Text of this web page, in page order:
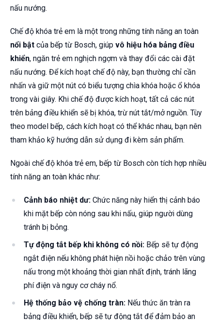
nấu nướng.
Chế độ khóa trẻ em là một trong những tính năng an toàn
nổi bật của bếp từ Bosch, giúp vô hiệu hóa bảng điều
khiển, ngăn trẻ em nghịch ngợm và thay đổi các cài đặt
nấu nướng. Để kích hoạt chế độ này, bạn thường chỉ cần
nhấn và giữ một nút có biểu tượng chìa khóa hoặc ổ khóa
trong vài giây. Khi chế độ được kích hoạt, tất cả các nút
trên bảng điều khiển sẽ bị khóa, trừ nút tắt/mở nguồn. Tùy
theo model bếp, cách kích hoạt có thể khác nhau, bạn nên
tham khảo kỹ hướng dẫn sử dụng đi kèm sản phẩm.
Ngoài chế độ khóa trẻ em, bếp từ Bosch còn tích hợp nhiều
tính năng an toàn khác như:
Cảnh báo nhiệt dư: Chức năng này hiển thị cảnh báo
khi mặt bếp còn nóng sau khi nấu, giúp người dùng
tránh bị bỏng.
Tự động tắt bếp khi không có nồi: Bếp sẽ tự động
ngắt điện nếu không phát hiện nồi hoặc chảo trên vùng
nấu trong một khoảng thời gian nhất định, tránh lãng
phí điện và nguy cơ cháy nổ.
Hệ thống bảo vệ chống tràn: Nếu thức ăn tràn ra
bảng điều khiển, bếp sẽ tự động tắt để đảm bảo an